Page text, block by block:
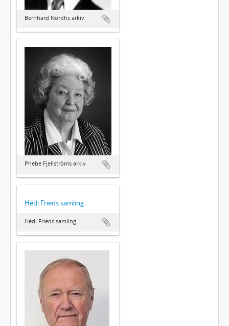
Bernhard Nordhs arkiv
Phebe Fjellströms arkiv
Hédi Frieds samling
Hédi Frieds samling